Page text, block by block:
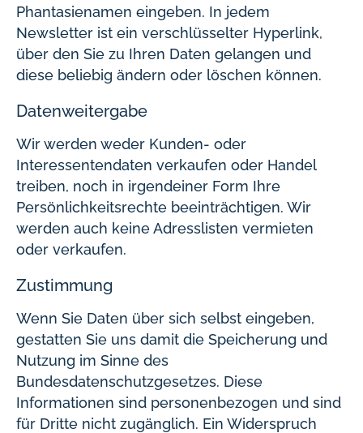
Phantasienamen eingeben. In jedem
Newsletter ist ein verschlüsselter Hyperlink,
über den Sie zu Ihren Daten gelangen und
diese beliebig ändern oder löschen können.
Datenweitergabe
Wir werden weder Kunden- oder
Interessentendaten verkaufen oder Handel
treiben, noch in irgendeiner Form Ihre
Persönlichkeitsrechte beeinträchtigen. Wir
werden auch keine Adresslisten vermieten
oder verkaufen.
Zustimmung
Wenn Sie Daten über sich selbst eingeben,
gestatten Sie uns damit die Speicherung und
Nutzung im Sinne des
Bundesdatenschutzgesetzes. Diese
Informationen sind personenbezogen und sind
für Dritte nicht zugänglich. Ein Widerspruch